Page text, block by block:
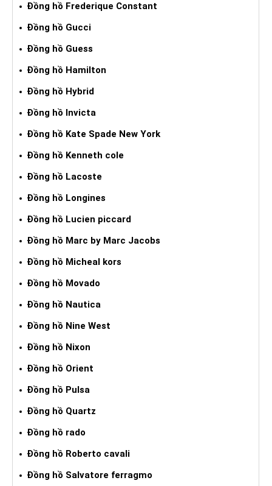
Đồng hồ Frederique Constant
Đồng hồ Gucci
Đồng hồ Guess
Đồng hồ Hamilton
Đồng hồ Hybrid
Đồng hồ Invicta
Đồng hồ Kate Spade New York
Đồng hồ Kenneth cole
Đồng hồ Lacoste
Đồng hồ Longines
Đồng hồ Lucien piccard
Đồng hồ Marc by Marc Jacobs
Đồng hồ Micheal kors
Đồng hồ Movado
Đồng hồ Nautica
Đồng hồ Nine West
Đồng hồ Nixon
Đồng hồ Orient
Đồng hồ Pulsa
Đồng hồ Quartz
Đồng hồ rado
Đồng hồ Roberto cavali
Đồng hồ Salvatore ferragmo